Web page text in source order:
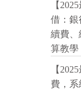
【
借：銀
續費、
算教學
【
費，